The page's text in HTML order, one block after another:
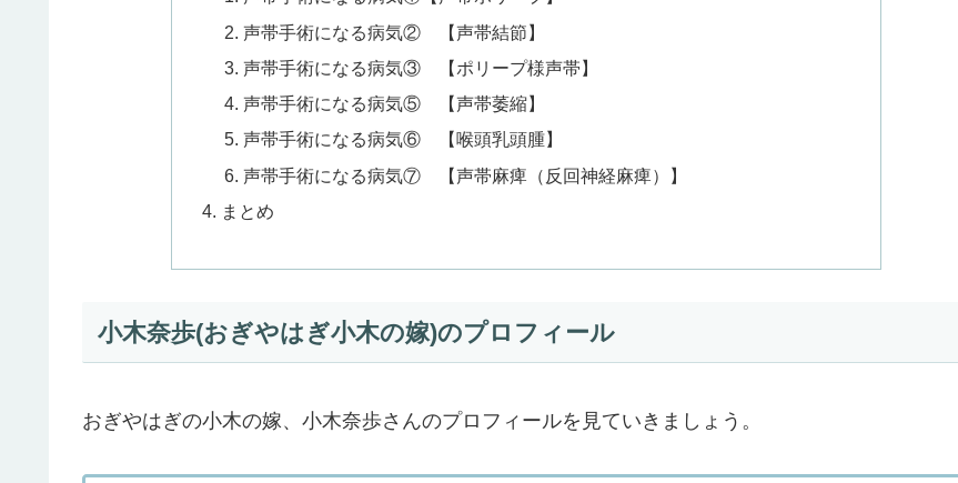
声帯手術になる病気② 【声帯結節】
声帯手術になる病気③ 【ポリープ様声帯】
声帯手術になる病気⑤ 【声帯萎縮】
声帯手術になる病気⑥ 【喉頭乳頭腫】
声帯手術になる病気⑦ 【声帯麻痺（反回神経麻痺）】
まとめ
小木奈歩(おぎやはぎ小木の嫁)のプロフィール
おぎやはぎの小木の嫁、小木奈歩さんのプロフィールを見ていきましょう。